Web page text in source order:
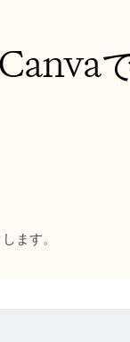
ます。